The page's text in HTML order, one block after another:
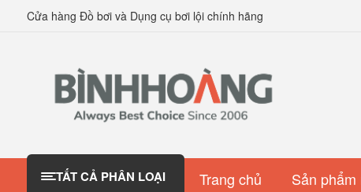
Cửa hàng Đồ bơi và Dụng cụ bơi lội chính hãng
TẤT CẢ PHÂN LOẠI Trang chủ Sản phẩm